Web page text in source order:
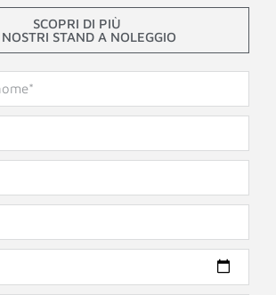
SCOPRI DI PIÙ
STAND A NOLEGGIO